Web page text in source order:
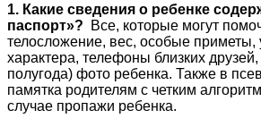
1. Какие сведения о ребенке
паспорт»?
Все, которые могут
телосложение, вес, особые приметы,
характера, телефоны близких
полугода) фото ребенка. Также в
памятка родителям с четким
случае пропажи ребенка.